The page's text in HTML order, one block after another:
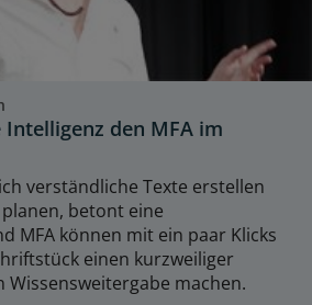
den MFA im
verständliche Texte erstellen
betont eine
MFA können mit ein paar Klicks
einen kurzweiliger
machen.